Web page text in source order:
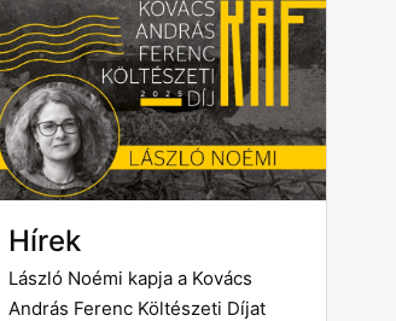
Hírek
László Noémi kapja a Kovács
András Ferenc Költészeti Díjat